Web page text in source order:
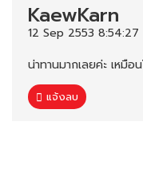
KaewKarn
12 Sep 2553 8:54:27
น่าทานมากเลยค่ะ เหมือ
แจ้งลบ